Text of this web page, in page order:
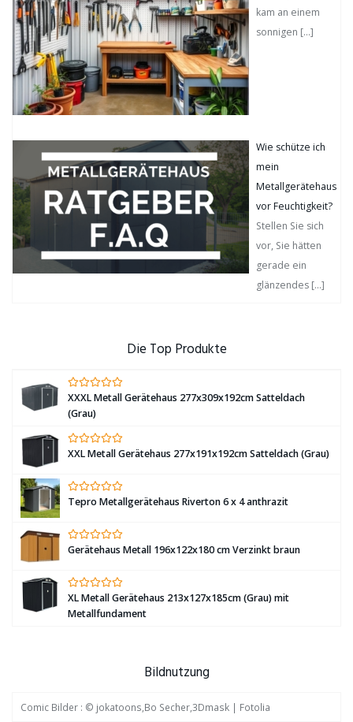
kam an einem
sonnigen […]
Wie schütze ich
mein
Metallgerätehaus
vor Feuchtigkeit?
Stellen Sie sich
vor, Sie hätten
gerade ein
glänzendes […]
Die Top Produkte
XXXL Metall Gerätehaus 277x309x192cm Satteldach
(Grau)
XXL Metall Gerätehaus 277x191x192cm Satteldach (Grau)
Tepro Metallgerätehaus Riverton 6 x 4 anthrazit
Gerätehaus Metall 196x122x180 cm Verzinkt braun
XL Metall Gerätehaus 213x127x185cm (Grau) mit
Metallfundament
Bildnutzung
Comic Bilder : © jokatoons,Bo Secher,3Dmask | Fotolia